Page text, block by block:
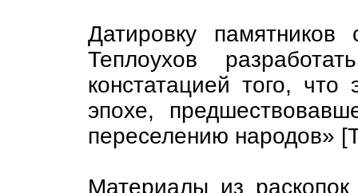
Датировку
Теплоухов
констатацией того,
эпохе,
переселению народов»
Материалы из раскопок